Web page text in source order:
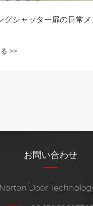
お問い合わせ
Door Technology